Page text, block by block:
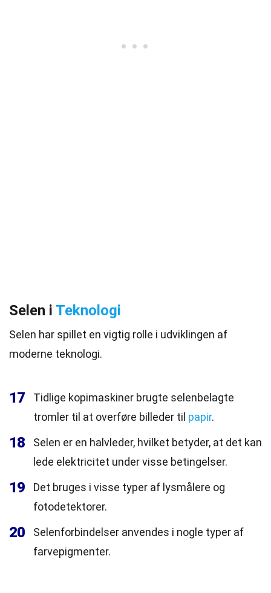
Selen i Teknologi
Selen har spillet en vigtig rolle i udviklingen af
moderne teknologi.
17
Tidlige kopimaskiner brugte selenbelagte
tromler til at overføre billeder til papir.
18
Selen er en halvleder, hvilket betyder, at det kan
lede elektricitet under visse betingelser.
19
Det bruges i visse typer af lysmålere og
fotodetektorer.
20
Selenforbindelser anvendes i nogle typer af
farvepigmenter.